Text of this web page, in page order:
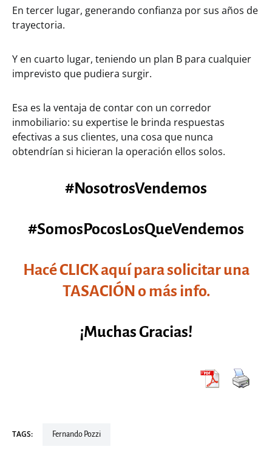
En tercer lugar, generando confianza por sus años de
trayectoria.
Y en cuarto lugar, teniendo un plan B para cualquier
imprevisto que pudiera surgir.
Esa es la ventaja de contar con un corredor
inmobiliario: su expertise le brinda respuestas
efectivas a sus clientes, una cosa que nunca
obtendrían si hicieran la operación ellos solos.
#NosotrosVendemos
#SomosPocosLosQueVendemos
Hacé CLICK aquí para solicitar una
TASACIÓN o más info.
¡Muchas Gracias!
TAGS: Fernando Pozzi